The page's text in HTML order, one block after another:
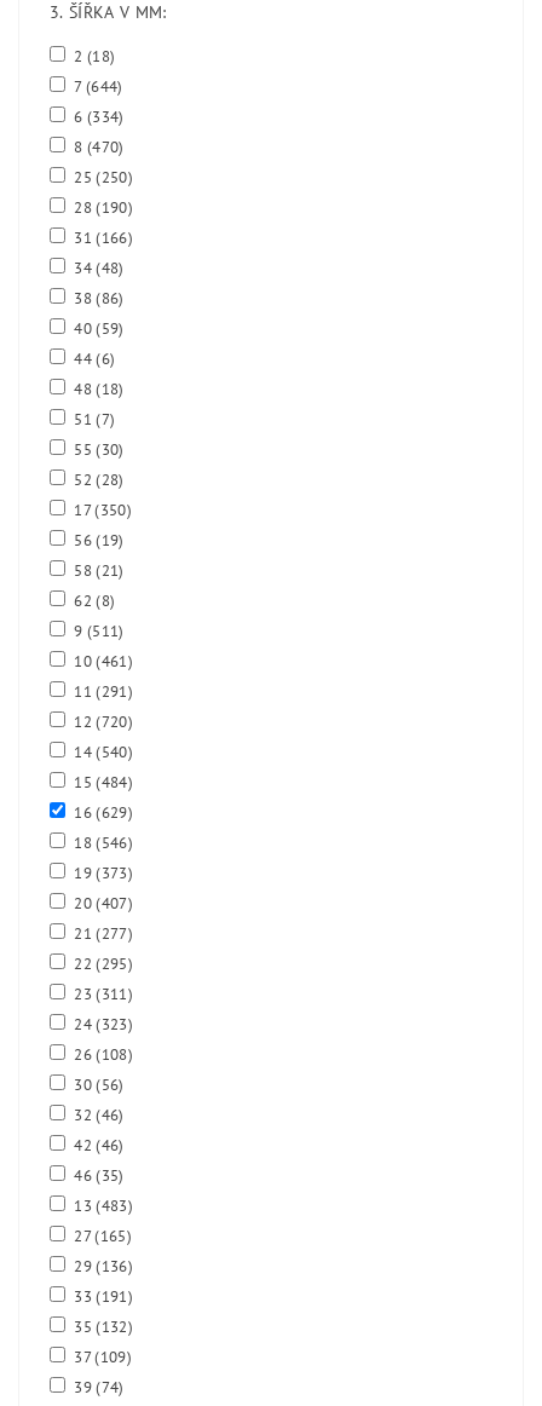
3. ŠÍŘKA V MM:
2 (18)
7(644)
6 (334)
8 (470)
25(250)
28(190)
31(166)
34(48)
38(86)
40(59)
44(6)
48(18)
51(7)
55(30)
52(28)
17(350)
56(19)
58(21)
62(8)
9 (511)
10(461)
11(291)
12(720)
14(540)
15(484)
16(629)
18(546)
19(373)
20(407)
21(277)
22(295)
23(311)
24(323)
26(108)
30(56)
32(46)
42(46)
46(35)
13(483)
27(165)
29(136)
33(191)
35(132)
37(109)
39(74)